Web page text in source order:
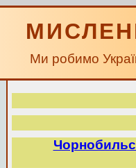
Ми робимо